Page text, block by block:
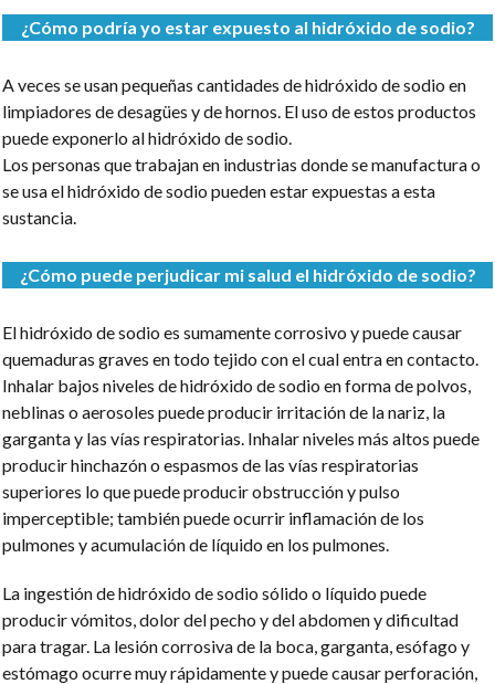
¿Cómo podría yo estar expuesto al hidróxido de sodio?
A veces se usan pequeñas cantidades de hidróxido de sodio en
limpiadores de desagües y de hornos. El uso de estos productos
puede exponerlo al hidróxido de sodio.
Los personas que trabajan en industrias donde se manufactura o
se usa el hidróxido de sodio pueden estar expuestas a esta
sustancia.
¿Cómo puede perjudicar mi salud el hidróxido de sodio?
El hidróxido de sodio es sumamente corrosivo y puede causar
quemaduras graves en todo tejido con el cual entra en contacto.
Inhalar bajos niveles de hidróxido de sodio en forma de polvos,
neblinas o aerosoles puede producir irritación de la nariz, la
garganta y las vías respiratorias. Inhalar niveles más altos puede
producir hinchazón o espasmos de las vías respiratorias
superiores lo que puede producir obstrucción y pulso
imperceptible; también puede ocurrir inflamación de los
pulmones y acumulación de líquido en los pulmones.
La ingestión de hidróxido de sodio sólido o líquido puede
producir vómitos, dolor del pecho y del abdomen y dificultad
para tragar. La lesión corrosiva de la boca, garganta, esófago y
estómago ocurre muy rápidamente y puede causar perforación,